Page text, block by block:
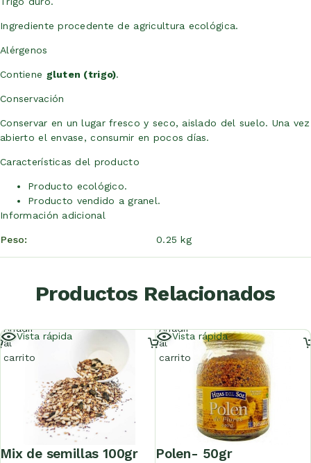
Ingrediente procedente de agricultura ecológica.
Alérgenos
Contiene gluten (trigo).
Conservación
Conservar en un lugar fresco y seco, aislado del suelo. Una vez
abierto el envase, consumir en pocos días.
Características del producto
Producto ecológico.
Producto vendido a granel.
Información adicional
Peso 0.25 kg
Productos Relacionados
Vista rápida
mix de semillas 100gr
Añadir
al
carrito
Vista rápida
polen- 50gr
Añadir
al
carrito